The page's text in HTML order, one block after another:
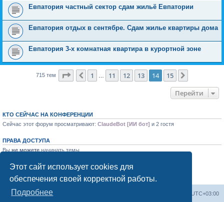
Этот сайт использует cookies для
обеспечения своей корректной работы.
Подробнее
Евпатория частный сектор сдам жильё Евпатории
Евпатория отдых в сентябре. Сдам жилье квартиры дома
Евпатория 3-х комнатная квартира в курортной зоне
715 тем Страница 14из 15
Пред.
1 11 12 13 14 15
Перейти
КТО СЕЙЧАС НА КОНФЕРЕНЦИИ
Сейчас этот форум просматривают: ClaudeBot [ИИ бот] и 2 гостя
ПРАВА ДОСТУПА
Вы не можете начинать темы
Выне можетередактировать свои сообщения
Выне можетеудалять свои сообщения
Выне можетедобавлять вложения
Форум «Весь Крым» UTC+03:00